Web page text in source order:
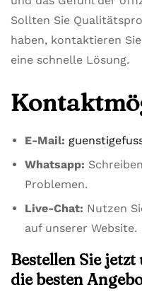
Sollten Sie
haben, kontaktieren
eine schnelle Lösung.
E-Mail:
Whatsapp:
Problemen.
Live-Chat: Nutzen
auf unserer Website.
Bestellen Sie
die besten